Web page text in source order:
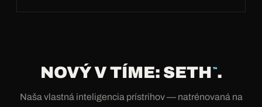
NOVÝ V TÍME: SETH ™.
Naša vlastná inteligencia prístrihov — natrénovaná na